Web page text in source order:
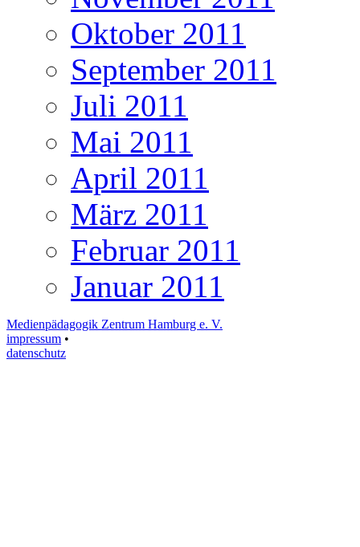
Oktober 2011
September 2011
Juli 2011
Mai 2011
April 2011
März 2011
Februar 2011
Januar 2011
Medienpädagogik Zentrum Hamburg e. V.
impressum •
datenschutz